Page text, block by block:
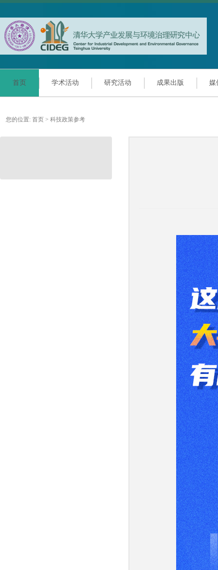
首页 学术活动 研究活动 成果出版 媒
您的位置: 首页 > 科技政策参考